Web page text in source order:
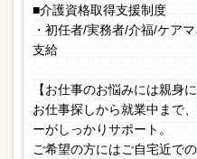
■介護資格取得支援制度
・初任者/実務者/介福/ケア
支給
【お仕事のお悩みには親身に
お仕事探しから就業中まで
ーがしっかりサポート。
ご希望の方にはご自宅近で